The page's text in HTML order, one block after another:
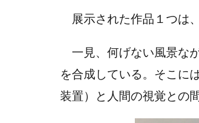
展示された作品１つは
一見、何げない風景な
を合成している。そこに
装置）と人間の視覚との